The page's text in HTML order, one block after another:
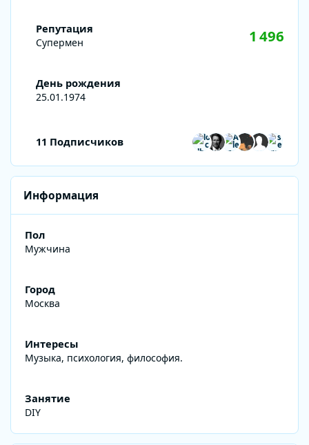
Репутация
Супермен 1 496
День рождения
25.01.1974
11 Подписчиков
Информация
Пол
Мужчина
Город
Москва
Интересы
Музыка, психология, философия.
Занятие
DIY